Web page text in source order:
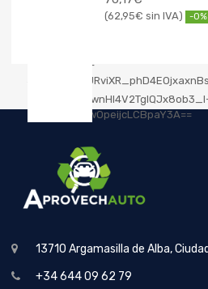
62,95€ -0%
13710 Argamasilla de Alba,
+34 644 09 62 79